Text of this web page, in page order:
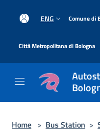
ENG Comune di
Città Metropolitana di Bologna
Home > Bus Station >